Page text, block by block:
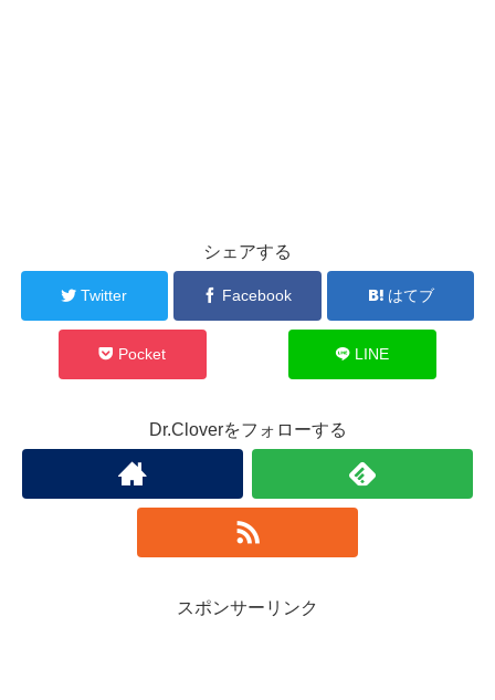
シェアする
Twitter Facebook はてブ
Pocket LINE
Dr.Cloverをフォローする
スポンサーリンク